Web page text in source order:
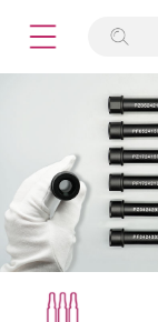
标准物质
产品专项